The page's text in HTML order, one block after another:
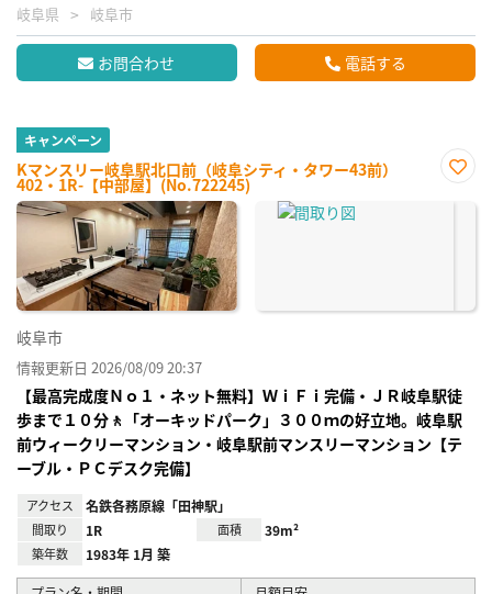
岐阜県 岐阜市
お問合わせ 電話する
キャンペーン
Kマンスリー岐阜駅北口前（岐阜シティ・タワー43前）
402・1R-【中部屋】(No.722245)
に入
岐阜市
情報更新日 2026/08/09 20:37
【最高完成度Ｎｏ１・ネット無料】ＷｉＦｉ完備・ＪＲ岐阜駅徒
歩まで１０分🚶「オーキッドパーク」３００ｍの好立地。岐阜駅
前ウィークリーマンション・岐阜駅前マンスリーマンション【テ
ーブル・ＰＣデスク完備】
アクセス 名鉄各務原線「田神駅」
間取り 1R 面積 39m²
築年数 1983年 1月 築